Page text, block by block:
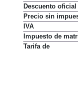
Precio(con
Descuento oficial
Precio sin
IVA
Impuesto de